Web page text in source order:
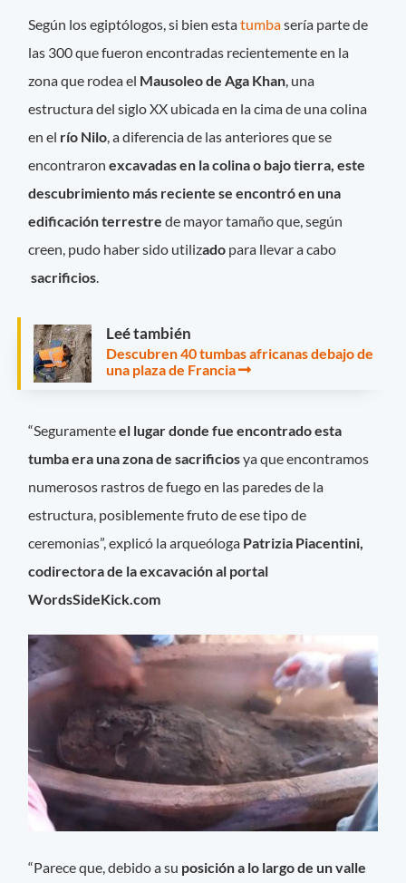
Según los egiptólogos, si bien estatumbasería parte de
las 300 que fueron encontradas recientemente en la
zona que rodea el Mausoleo de Aga Khan , una
estructura del siglo XX ubicada en la cima de una colina
en el río Nilo , a diferencia de las anteriores que se
encontraronexcavadas en la colina o bajo tierra, este
descubrimiento más reciente se encontró en una
edificación terrestrede mayor tamaño que, según
creen, pudo haber sido utilizado para llevar a cabo
sacrificios
Leé también
Descubren 40 tumbas africanas debajo de
una plaza de Francia
“Seguramenteel lugar donde fue encontrado esta
tumba era una zona de sacrificiosya que encontramos
numerosos rastros de fuego en las paredes de la
estructura, posiblemente fruto de ese tipo de
ceremonias”, explicó la arqueóloga Patrizia Piacentini,
codirectora de la excavación al portal
WordsSideKick.com
“Parece que, debido a su posición a lo largo de un valle